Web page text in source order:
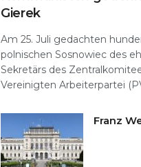
Gierek
Am 25. Juli gedachten
polnischen Sosnowiec des
Sekretärs des
Vereinigten Arbeiterpartei
Franz